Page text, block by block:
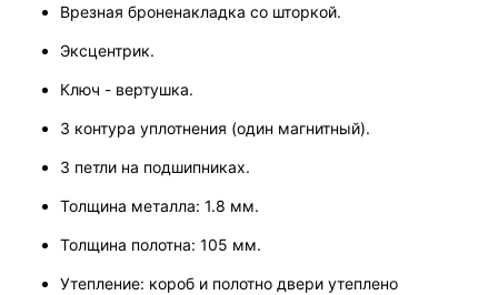
Врезная броненакладка со шторкой.
Эксцентрик.
Ключ - вертушка.
3 контура уплотнения (один магнитный).
3 петли на подшипниках.
Толщина металла: 1.8 мм.
Толщина полотна: 105 мм.
Утепление: короб и полотно двери утеплено